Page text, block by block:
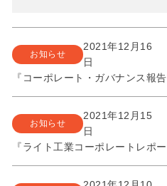
お知らせ
2021年12月16
日
『コーポレート・ガバナンス報
お知らせ
2021年12月15
日
『ライト工業コーポレートレポ